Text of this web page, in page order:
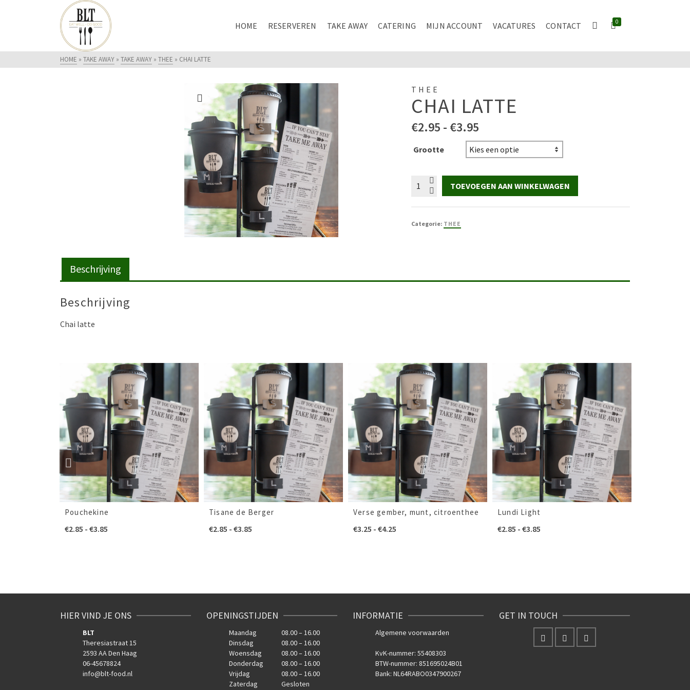
HOME RESERVEREN TAKE AWAY CATERING MIJN ACCOUNT VACATURES CONTACT 0
HOME » TAKE AWAY » TAKE AWAY » THEE » CHAI LATTE
THEE
CHAI LATTE
€2.95 - €3.95
€2.95
tot
€3.95
Grootte
Chai
TOEVOEGEN AAN WINKELWAGEN
Categorie: THEE
Beschrijving
Beschrijving
Chai latte
Pouchekine
€2.85 - €3.85
Tisane de Berger
€2.85 - €3.85
Verse gember, munt, citroenthee
€3.25 - €4.25
Lundi Light
€2.85 - €3.85
HIER VIND JE ONS
BLT
Theresiastraat 15
2593 AA Den Haag
06-45678824
info@blt-food.nl
OPENINGSTIJDEN
Maandag
08.00 – 16.00
Dinsdag
08.00 – 16.00
Woensdag
08.00 – 16.00
Donderdag
08.00 – 16.00
Vrijdag
08.00 – 16.00
Zaterdag
Gesloten
INFORMATIE
Algemene voorwaarden
KvK-nummer: 55408303
BTW-nummer: 851695024B01
Bank: NL64RABO0347900267
GET IN TOUCH